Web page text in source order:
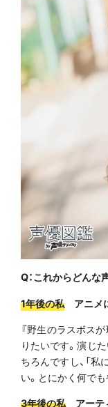
Q：これからどんな
1年後の私アニメに
『野生のラスボス
りたいです。演じ
ちろんですし、「
い。とにかく何で
3年後の私アーテ